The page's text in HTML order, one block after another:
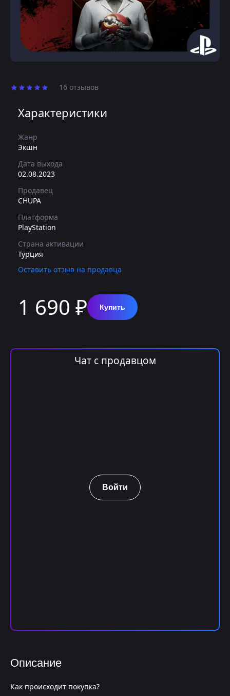
16 отзывов
Характеристики
Жанр
Экшн
Дата выхода
02.08.2023
Продавец
CHUPA
Платформа
PlayStation
Страна активации
Турция
Оставить отзыв на продавца
1 690 ₽ Купить
Чат с продавцом
Войти
Описание
Как происходит покупка?